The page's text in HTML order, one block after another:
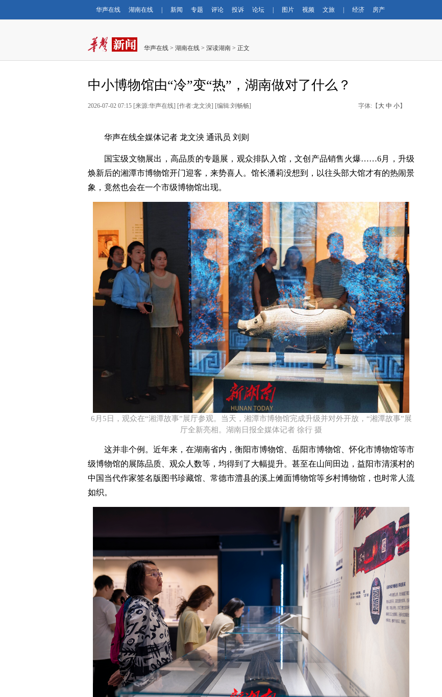
华声在线 湖南在线 新闻 专题 评论 投诉 论坛 图片 视频 文旅 经济 房产
华声在线 > 湖南在线 > 深读湖南 > 正文
中小博物馆由“冷”变“热”，湖南做对了什么？
2026-07-02 07:15 [来源:华声在线] [作者:龙文泱] [编辑:刘畅畅] 字体:【 大 中 小】
华声在线全媒体记者 龙文泱 通讯员 刘则
国宝级文物展出，高品质的专题展，观众排队入馆，文创产品销售火爆……6月，升级
焕新后的湘潭市博物馆开门迎客，来势喜人。馆长潘莉没想到，以往头部大馆才有的热闹景
象，竟然也会在一个市级博物馆出现。
6月5日，观众在“湘潭故事”展厅参观。当天，湘潭市博物馆完成升级并对外开放，“湘潭故事”展
厅全新亮相。湖南日报全媒体记者 徐行 摄​
这并非个例。近年来，在湖南省内，衡阳市博物馆、岳阳市博物馆、怀化市博物馆等市
级博物馆的展陈品质、观众人数等，均得到了大幅提升。甚至在山间田边，益阳市清溪村的
中国当代作家签名版图书珍藏馆、常德市澧县的溪上傩面博物馆等乡村博物馆，也时常人流
如织。